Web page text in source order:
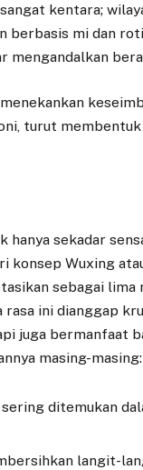
kentara;
berbasis mi dan
mengandalkan
turut
sekadar
Wuxing
sebagai lima
rasa ini dianggap
juga bermanfaat
masing-masing:
ditemukan
langit-